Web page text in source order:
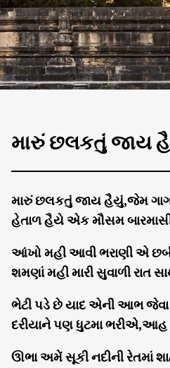
મારું છલકતું જાય
મારું છલકતું જાય હૈયું,જેમ
હેતાળ હૈયે એક મૌસમ
આંખો મહી આવી ભરાણી એ
શમણાં મહી મારી સુવાળી રાત
ભેટી પડે છે યાદ એની આભ જેવા
દરીયાને પણ ધુટમા
ઊભા અમેં સૂકી નદીની રેતમાં